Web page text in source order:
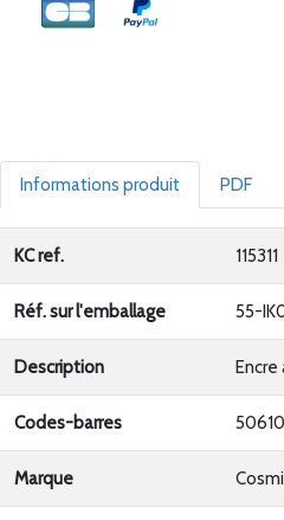
Informations produit PDF
KC ref. 115311
Réf. sur l'emballage 55-
Description
Codes-barres
Marque